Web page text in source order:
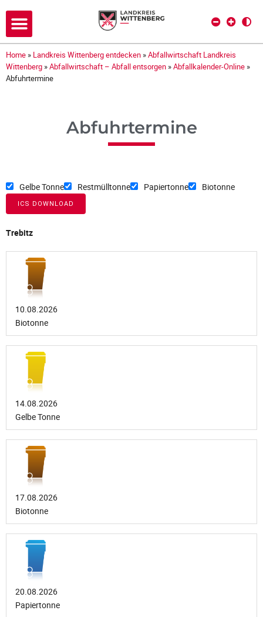
Home » Landkreis Wittenberg entdecken »Abfallwirtschaft Landkreis
Wittenberg »Abfallwirtschaft – Abfall entsorgen »Abfallkalender-Online »
Abfuhrtermine
Abfuhrtermine
Gelbe Tonne Restmülltonne Papiertonne Biotonne
ICS DOWNLOAD
Trebitz
10.08.2026
Biotonne
14.08.2026
Gelbe Tonne
17.08.2026
Biotonne
20.08.2026
Papiertonne